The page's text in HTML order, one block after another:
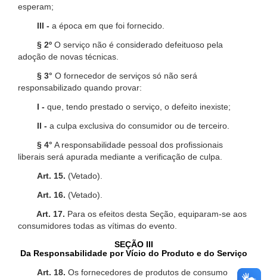
esperam;
III - a época em que foi fornecido.
§ 2º O serviço não é considerado defeituoso pela
adoção de novas técnicas.
§ 3° O fornecedor de serviços só não será
responsabilizado quando provar:
I - que, tendo prestado o serviço, o defeito inexiste;
II - a culpa exclusiva do consumidor ou de terceiro.
§ 4° A responsabilidade pessoal dos profissionais
liberais será apurada mediante a verificação de culpa.
Art. 15. (Vetado).
Art. 16. (Vetado).
Art. 17. Para os efeitos desta Seção, equiparam-se aos
consumidores todas as vítimas do evento.
SEÇÃO III
Da Responsabilidade por Vício do Produto e do Serviço
Art. 18. Os fornecedores de produtos de consumo